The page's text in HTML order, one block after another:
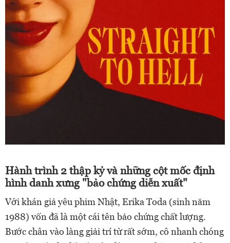
Hành trình 2 thập kỷ và những cột mốc định
hình danh xưng "bảo chứng diễn xuất"
Với khán giả yêu phim Nhật, Erika Toda (sinh năm
1988) vốn đã là một cái tên bảo chứng chất lượng.
Bước chân vào làng giải trí từ rất sớm, cô nhanh chóng